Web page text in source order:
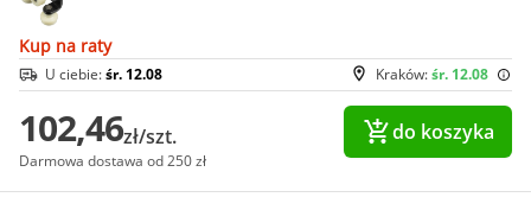
Kup na raty
Kraków:śr. 12.08
U ciebie:śr. 12.08
102,46zł/szt.
Darmowa dostawa od 250 zł
do koszyka